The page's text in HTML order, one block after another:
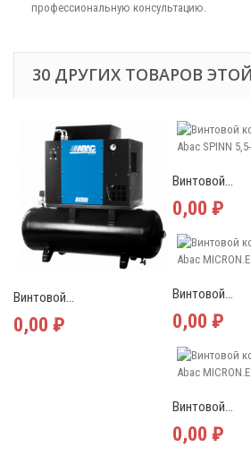
профессиональную консультацию.
30 ДРУГИХ ТОВАРОВ
Винтовой...
0,00 ₽
Винтовой...
0,00 ₽
Винтовой...
0,00 ₽
Винтовой...
0,00 ₽